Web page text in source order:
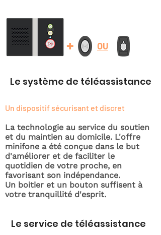
+ OU
Le système de téléassistance
Un dispositif sécurisant et discret
La technologie au service du soutien
et du maintien au domicile. L'offre
minifone a été conçue dans le but
d'améliorer et de faciliter le
quotidien de votre proche, en
favorisant son indépendance.
Un boitier et un bouton suffisent à
votre tranquillité d'esprit.
Le service de téléassistance